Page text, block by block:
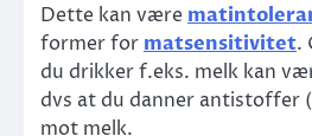
Dette kan være
former for matsensitivitet.
du drikker f.eks. melk kan
dvs at du danner antistoffer
mot melk.